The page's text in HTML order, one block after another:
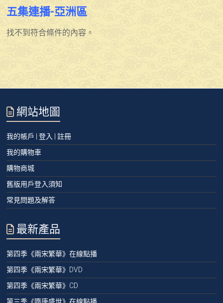
五集連播-亞洲區
找不到符合條件的內容。
網站地圖
我的帳戶 | 登入 | 註冊
我的購物車
購物商城
舊版用戶登入須知
常見問題及解答
最新產品
第四季《兩宋繁華》在線點播
第四季《兩宋繁華》DVD
第四季《兩宋繁華》CD